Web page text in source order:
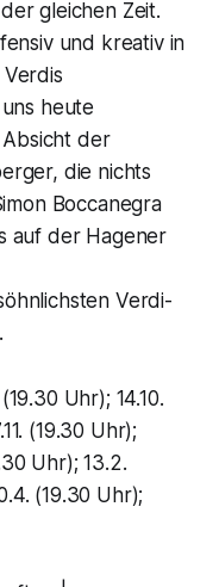
gleichen Zeit.
und kreativ in
heute
der
die nichts
Boccanegra
auf der Hagener
Verdi-
(19.30 Uhr); 14.10.
(19.30 Uhr);
Uhr); 13.2.
(19.30 Uhr);